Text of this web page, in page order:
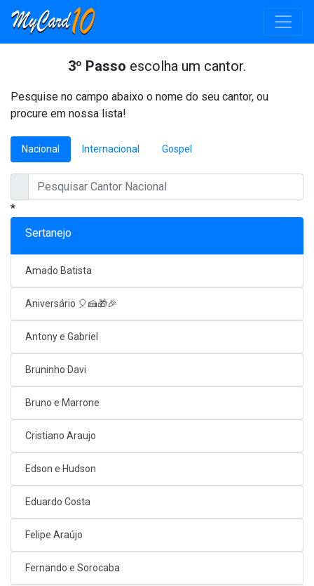
3º Passo escolha um cantor.
Pesquise no campo abaixo o nome do seu cantor, ou
procure em nossa lista!
Nacional Internacional Gospel
*
Sertanejo
Amado Batista
Aniversário 🎈🍰🎁🎉
Antony e Gabriel
Bruninho Davi
Bruno e Marrone
Cristiano Araujo
Edson e Hudson
Eduardo Costa
Felipe Araújo
Fernando e Sorocaba